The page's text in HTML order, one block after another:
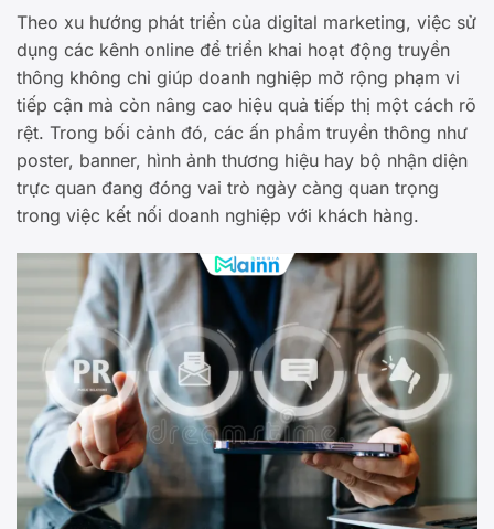
Theo xu hướng phát triển của digital marketing, việc sử
dụng các kênh online để triển khai hoạt động truyền
thông không chỉ giúp doanh nghiệp mở rộng phạm vi
tiếp cận mà còn nâng cao hiệu quả tiếp thị một cách rõ
rệt. Trong bối cảnh đó, các ấn phẩm truyền thông như
poster, banner, hình ảnh thương hiệu hay bộ nhận diện
trực quan đang đóng vai trò ngày càng quan trọng
trong việc kết nối doanh nghiệp với khách hàng.